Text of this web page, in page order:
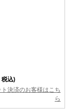
税込)
決済のお客様はこち
ら